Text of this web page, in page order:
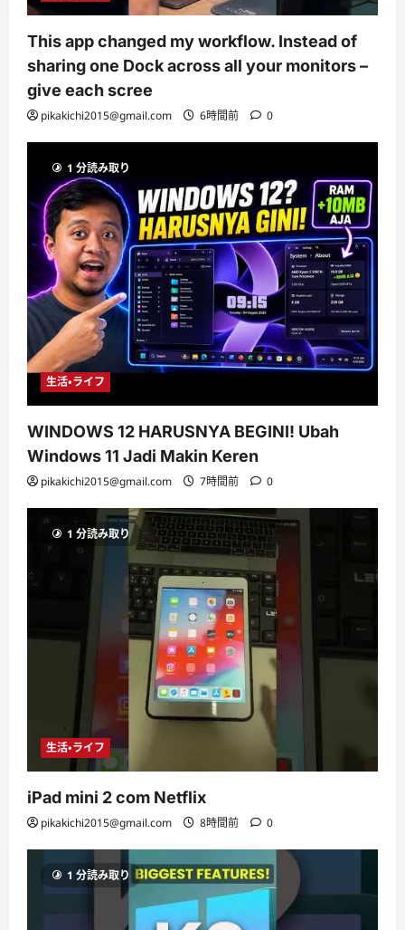
This app changed my workflow. Instead of
sharing one Dock across all your monitors –
give each scree
pikakichi2015@gmail.com 6時間前 0
1 分読み取り
生活・ライフ
WINDOWS 12 HARUSNYA BEGINI! Ubah
Windows 11 Jadi Makin Keren
pikakichi2015@gmail.com 7時間前 0
1 分読み取り
生活・ライフ
iPad mini 2 com Netflix
pikakichi2015@gmail.com 8時間前 0
1 分読み取り